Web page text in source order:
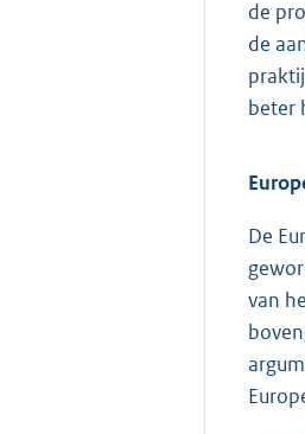
de
de
beter
De
van